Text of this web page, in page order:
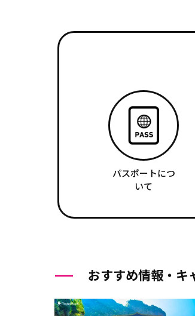
パスポートにつ
いて
おすすめ情報・キ